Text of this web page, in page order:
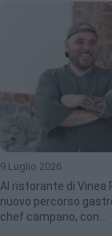
9 Luglio 2026
Al ristorante di Vinea
nuovo percorso
chef campano, con…